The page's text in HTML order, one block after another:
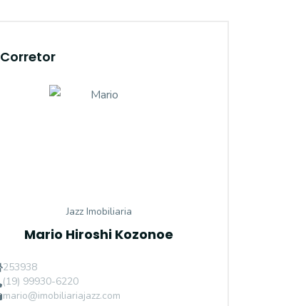
Corretor
Jazz Imobiliaria
Mario Hiroshi Kozonoe
253938
(19) 99930-6220
mario@imobiliariajazz.com